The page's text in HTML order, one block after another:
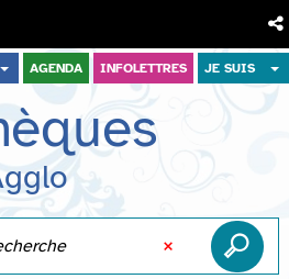
AGENDA INFOLETTRES JE SUIS